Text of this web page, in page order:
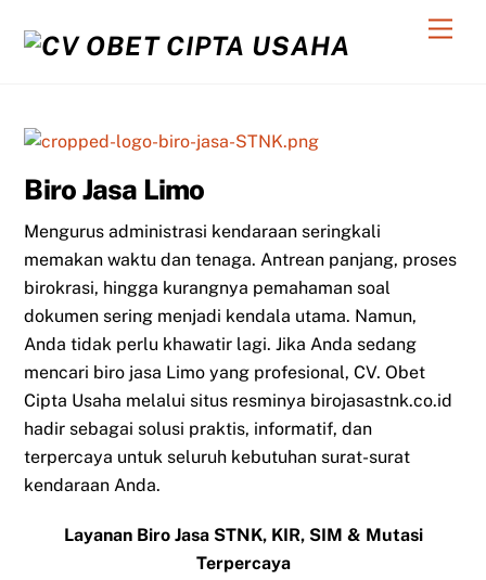
Biro Jasa Limo
Mengurus administrasi kendaraan seringkali
memakan waktu dan tenaga. Antrean panjang, proses
birokrasi, hingga kurangnya pemahaman soal
dokumen sering menjadi kendala utama. Namun,
Anda tidak perlu khawatir lagi. Jika Anda sedang
mencari biro jasa Limo yang profesional, CV. Obet
Cipta Usaha melalui situs resminya birojasastnk.co.id
hadir sebagai solusi praktis, informatif, dan
terpercaya untuk seluruh kebutuhan surat-surat
kendaraan Anda.
Layanan Biro Jasa STNK, KIR, SIM & Mutasi
Terpercaya